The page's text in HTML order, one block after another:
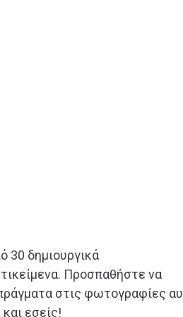
30 δημιουργικά
Προσπαθήστε να
στις φωτογραφίες
εσείς!